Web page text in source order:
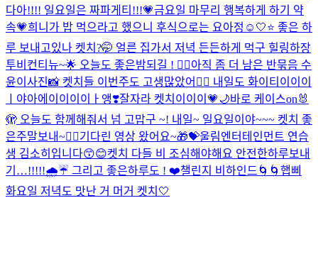
다아!!!! 일요일은 짜파게티!!!💗금요일 마무리 행복하게 하기 약
속💗희니가 밥 먹으라고 했으니 후식으로는 요아정☺️ 🤍⭐️ 좋은 하
루 보내고있나 켓치?🤭 얼른 집가서 저녁 든든하게 먹구 힐링하장
투비컨티뉴~🌟 오늘도 좋은밤되길 ! ❤️‍🔥아직 좀 더 남은 반묶음 수
윤이사진📸 켓치들 이번주도 고생많았어❤️‍🔥 내일도 화이티이이이
ㅣ야아에이이이이ㅏ앵❣️잘자라 켓치이이이💗🌙바로 케이스on🐰
🫣 오늘도 함께해줘서 넘 고맙구 ~! 내일~ 일요일이야~~~ 켓치 좋
은주말보내~❤️‍🔥기다린 영상 왔어요~🎁💝울림엔터테인먼트 연습
생 김소히입니다😙😊켓치 다들 비 조심해야해요 안전한하루보내
기…!!!!!🌧️☔️ 그리고 좋은하루도 ! ❤️챌린지 비하인드🌀🌀 햅삐
화요일 저녁도 맛난 거 머거 켓치🤍